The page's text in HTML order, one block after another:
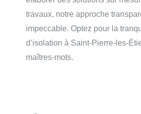
travaux, notre approche
impeccable. Optez pour la
d’isolation à Saint-Pierre-les-
maîtres-mots.